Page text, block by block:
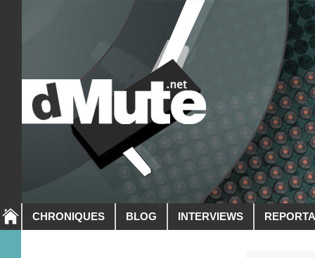
CHRONIQUES BLOG INTERVIEWS